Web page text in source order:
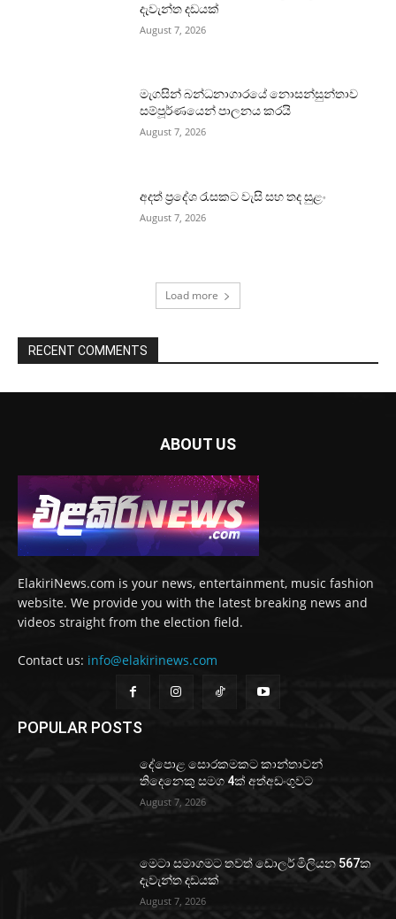
දැවැන්ත දඩයක්
August 7, 2026
මැගසින් බන්ධනාගාරයේ නොසන්සුන්තාව
සම්පූර්ණයෙන් පාලනය කරයි
August 7, 2026
අදත් ප්‍රදේශ රැසකට වැසි සහ තද සුළං
August 7, 2026
Load more
RECENT COMMENTS
ABOUT US
ElakiriNews.com is your news, entertainment, music fashion
website. We provide you with the latest breaking news and
videos straight from the election field.
Contact us: info@elakirinews.com
POPULAR POSTS
දේපොළ සොරකමකට කාන්තාවන්
තිදෙනෙකු සමග 4ක් අත්අඩංගුවට
August 7, 2026
මෙටා සමාගමට තවත් ඩොලර් මිලියන 567ක
දැවැන්ත දඩයක්
August 7, 2026